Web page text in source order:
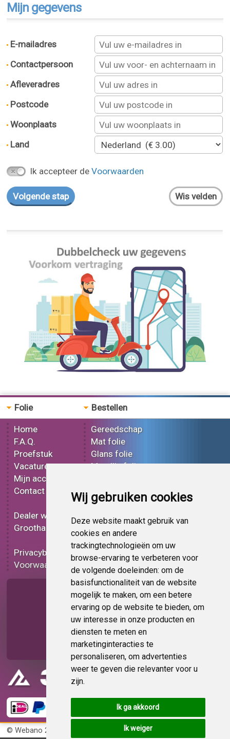
Wij gebruiken cookies
Deze website maakt gebruik van
cookies en andere
trackingtechnologieën om uw
browse-ervaring te verbeteren voor
de volgende doeleinden: om de
basisfunctionaliteit van de website
mogelijk te maken, om een betere
ervaring op de website te bieden, om
uw interesse in onze producten en
diensten te meten en
marketinginteracties te
personaliseren, om advertenties
weer te geven die relevanter voor u
zijn.
Ik ga akkoord
Ik weiger
Mijn gegevens
E-mailadres
Contactpersoon
Afleveradres
Postcode
Woonplaats
Land
Ik accepteer deVoorwaarden
Folie
Home
F.A.Q.
Proefstuk
Vacatures
Mijn account
Contact
Dealer worden
Groothandel
Privacybeleid
Voorwaarden
Bestellen
Gereedschap
Mat folie
Glans folie
Metallic folie
Effect folie
Bedrukt folie
Carbon folie
Tint folie
Functionele folie
Folie korting
Op bestelling
Pagina delen
© Webano 2026